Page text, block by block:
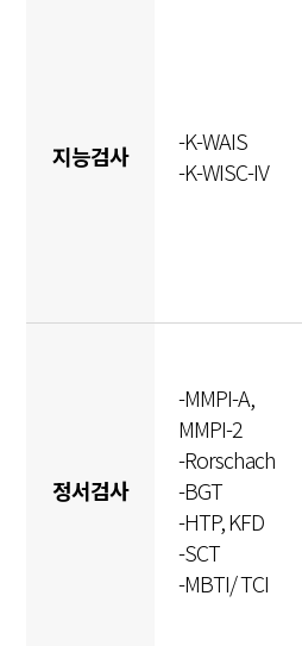
지능검사
-K-WAIS
-K-WISC-IV
정서검사
-MMPI-A,
MMPI-2
-Rorschach
-BGT
-HTP, KFD
-SCT
-MBTI/ TCI